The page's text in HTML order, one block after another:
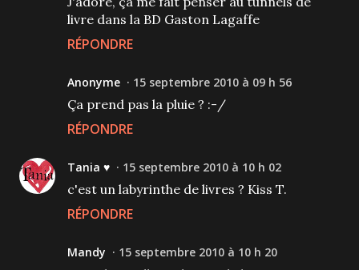
livre dans la BD Gaston Lagaffe
RÉPONDRE
Anonyme 15 septembre 2010 à 09 h 56
Ça prend pas la pluie ? :-/
RÉPONDRE
Tania ♥ 15 septembre 2010 à 10 h 02
c'est un labyrinthe de livres ? Kiss T.
RÉPONDRE
Mandy 15 septembre 2010 à 10 h 20